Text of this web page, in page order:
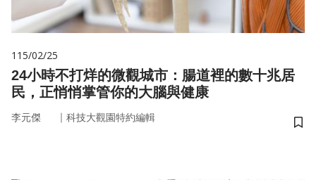
115/02/25
24小時不打烊的微觀城市：腸道裡的數十兆居
民，正悄悄掌管你的大腦與健康
李元傑 ｜ 科技大觀園特約編輯
儲